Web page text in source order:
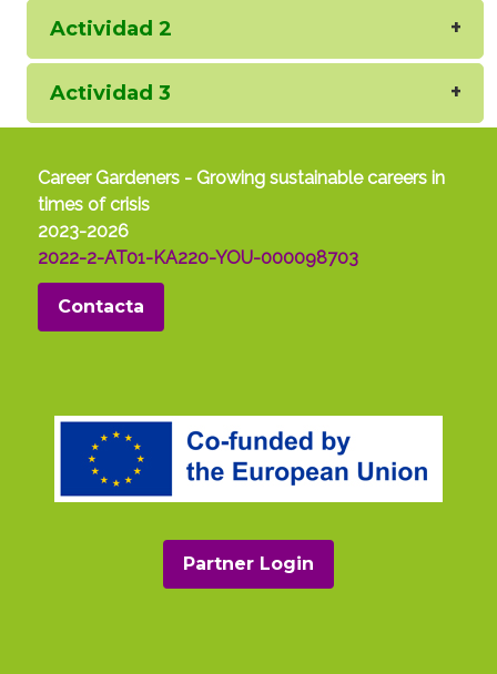
Actividad 2
Actividad 3
Career Gardeners - Growing sustainable careers in
times of crisis
2023-2026
2022-2-AT01-KA220-YOU-000098703
Contacta
Partner Login